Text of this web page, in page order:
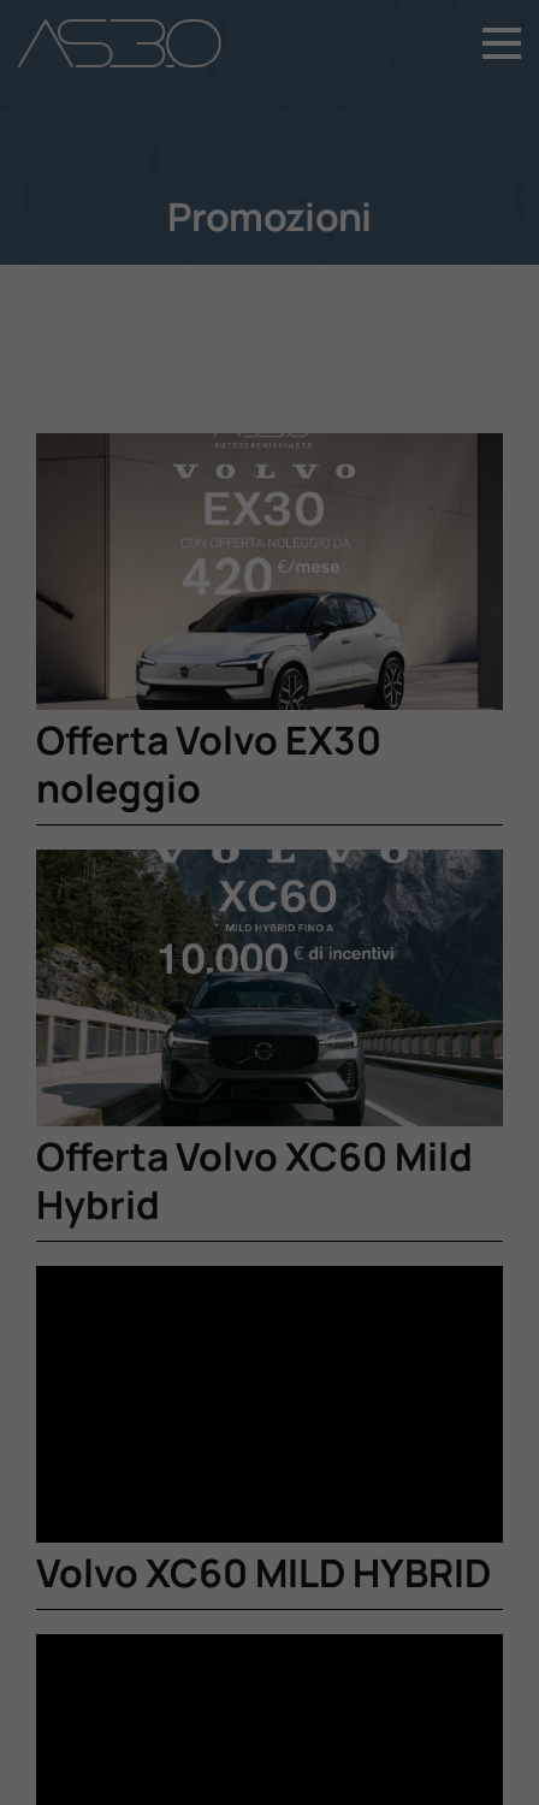
+39 049 899 4411
Auto Usate
Novità Sui Nostri Veicoli
Promozioni
Offerta Volvo EX30
noleggio
Offerta Volvo XC60 Mild
Hybrid
Volvo XC60 MILD HYBRID